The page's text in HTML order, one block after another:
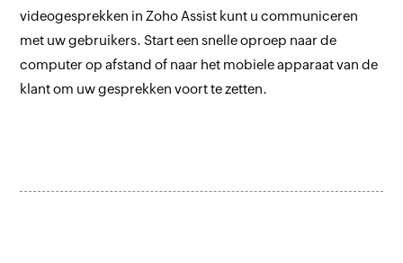
videogesprekken in Zoho Assist kunt u communiceren
met uw gebruikers. Start een snelle oproep naar de
computer op afstand of naar het mobiele apparaat van de
klant om uw gesprekken voort te zetten.